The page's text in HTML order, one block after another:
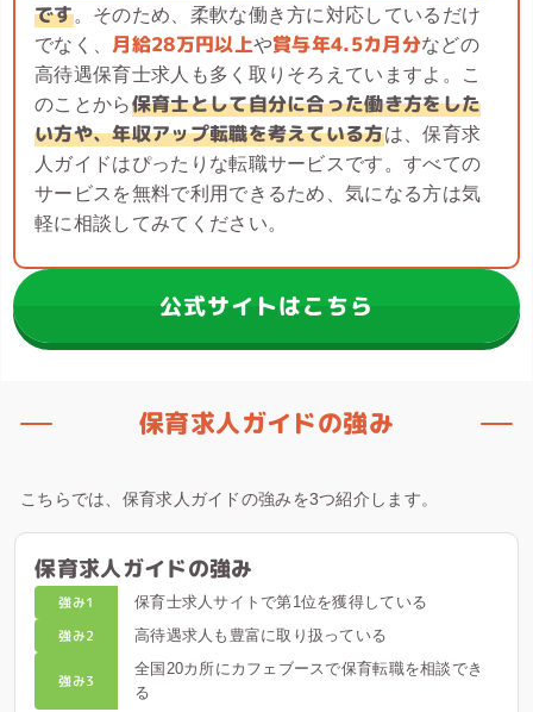
です。そのため、柔軟な働き方に対応しているだけ
でなく、 月給28万円以上や賞与年4.5カ月分などの
高待遇保育士求人も多く取りそろえていますよ。こ
のことから保育士として自分に合った働き方をした
い方や、年収アップ転職を考えている方は、保育求
人ガイドはぴったりな転職サービスです。すべての
サービスを無料で利用できるため、気になる方は気
軽に相談してみてください。
公式サイトはこちら
保育求人ガイドの強み
こちらでは、保育求人ガイドの強みを3つ紹介します。
保育求人ガイドの強み
強み1 保育士求人サイトで第1位を獲得している
強み2 高待遇求人も豊富に取り扱っている
強み3
全国20カ所にカフェブースで保育転職を相談でき
る